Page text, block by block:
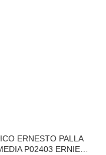
ERNESTO PALLA
P02403 ERNIE